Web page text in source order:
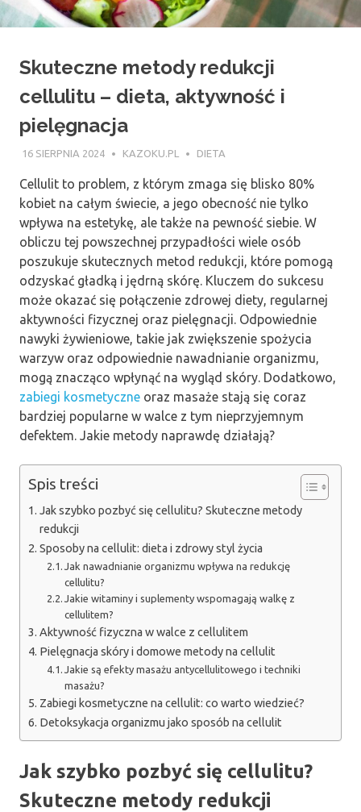
Skuteczne metody redukcji
cellulitu – dieta, aktywność i
pielęgnacja
16 SIERPNIA 2024 KAZOKU.PL DIETA
Cellulit to problem, z którym zmaga się blisko 80%
kobiet na całym świecie, a jego obecność nie tylko
wpływa na estetykę, ale także na pewność siebie. W
obliczu tej powszechnej przypadłości wiele osób
poszukuje skutecznych metod redukcji, które pomogą
odzyskać gładką i jędrną skórę. Kluczem do sukcesu
może okazać się połączenie zdrowej diety, regularnej
aktywności fizycznej oraz pielęgnacji. Odpowiednie
nawyki żywieniowe, takie jak zwiększenie spożycia
warzyw oraz odpowiednie nawadnianie organizmu,
mogą znacząco wpłynąć na wygląd skóry. Dodatkowo,
zabiegi kosmetyczne oraz masaże stają się coraz
bardziej popularne w walce z tym nieprzyjemnym
defektem. Jakie metody naprawdę działają?
Spis treści
Jak szybko pozbyć się cellulitu? Skuteczne metody
redukcji
Sposoby na cellulit: dieta i zdrowy styl życia
Jak nawadnianie organizmu wpływa na redukcję
cellulitu?
Jakie witaminy i suplementy wspomagają walkę z
cellulitem?
Aktywność fizyczna w walce z cellulitem
Pielęgnacja skóry i domowe metody na cellulit
Jakie są efekty masażu antycellulitowego i techniki
masażu?
Zabiegi kosmetyczne na cellulit: co warto wiedzieć?
Detoksykacja organizmu jako sposób na cellulit
Jak szybko pozbyć się cellulitu?
Skuteczne metody redukcji